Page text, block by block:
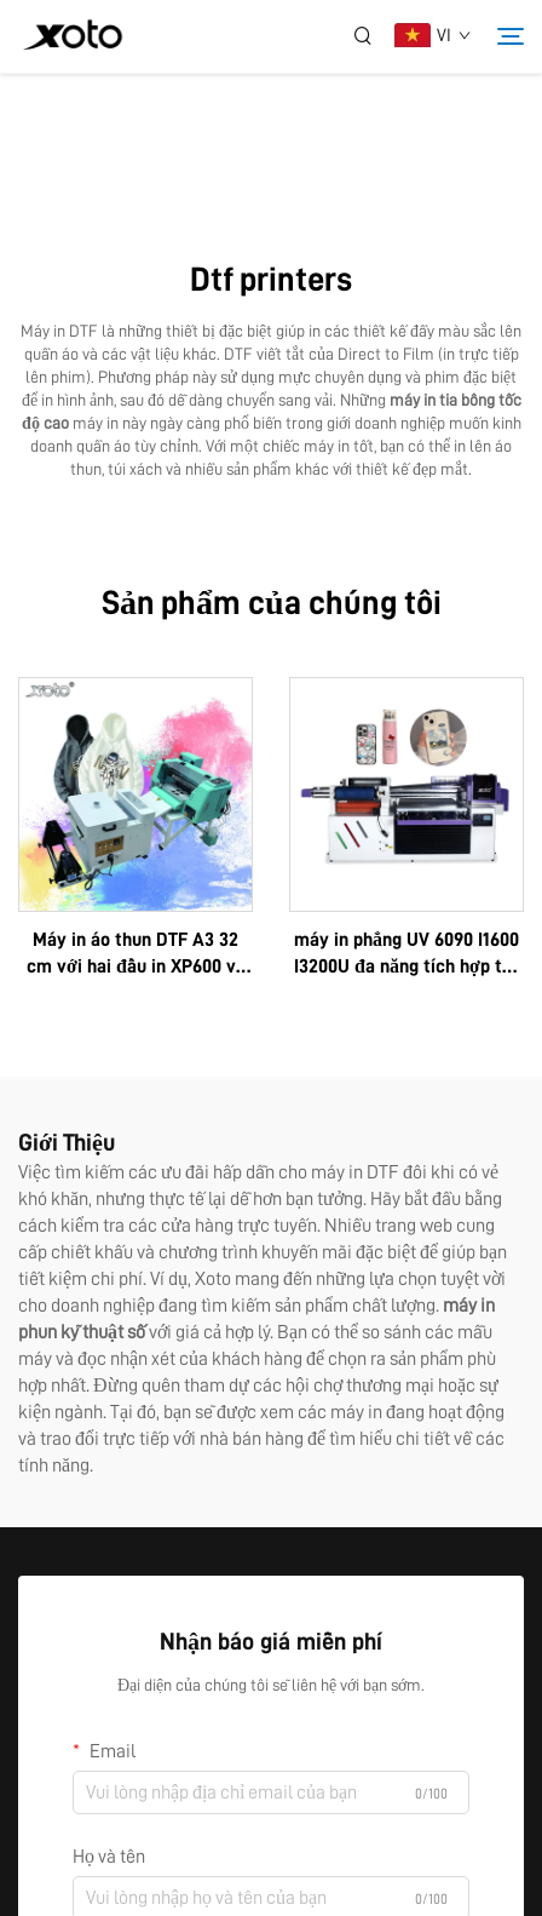
VI
Dịch Vụ
Ứng Dụng
Dtf printers
Máy in DTF là những thiết bị đặc biệt giúp in các thiết kế đầy màu sắc lên
quần áo và các vật liệu khác. DTF viết tắt của Direct to Film (in trực tiếp
lên phim). Phương pháp này sử dụng mực chuyên dụng và phim đặc biệt
để in hình ảnh, sau đó dễ dàng chuyển sang vải. Những máy in tia bông tốc
độ cao máy in này ngày càng phổ biến trong giới doanh nghiệp muốn kinh
doanh quần áo tùy chỉnh. Với một chiếc máy in tốt, bạn có thể in lên áo
thun, túi xách và nhiều sản phẩm khác với thiết kế đẹp mắt.
Sản phẩm của chúng tôi
Máy in áo thun DTF A3 32
cm với hai đầu in XP600 và
máy in phẳng UV 6090 I1600
I3200U đa năng tích hợp tất
Giới Thiệu
Việc tìm kiếm các ưu đãi hấp dẫn cho máy in DTF đôi khi có vẻ
khó khăn, nhưng thực tế lại dễ hơn bạn tưởng. Hãy bắt đầu bằng
cách kiểm tra các cửa hàng trực tuyến. Nhiều trang web cung
cấp chiết khấu và chương trình khuyến mãi đặc biệt để giúp bạn
tiết kiệm chi phí. Ví dụ, Xoto mang đến những lựa chọn tuyệt vời
cho doanh nghiệp đang tìm kiếm sản phẩm chất lượng. máy in
phun kỹ thuật sốvới giá cả hợp lý. Bạn có thể so sánh các mẫu
máy và đọc nhận xét của khách hàng để chọn ra sản phẩm phù
hợp nhất. Đừng quên tham dự các hội chợ thương mại hoặc sự
kiện ngành. Tại đó, bạn sẽ được xem các máy in đang hoạt động
và trao đổi trực tiếp với nhà bán hàng để tìm hiểu chi tiết về các
tính năng.
Nhận báo giá miễn phí
Đại diện của chúng tôi sẽ liên hệ với bạn sớm.
Email
0/100
Họ và tên
0/100